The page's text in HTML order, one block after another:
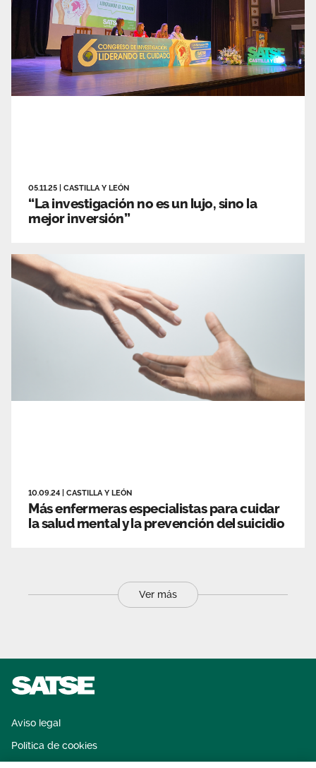
05.11.25 CASTILLA Y LEÓN
“La investigación no es un lujo, sino la
mejor inversión”
10.09.24 CASTILLA Y LEÓN
Más enfermeras especialistas para cuidar
la salud mental y la prevención del suicidio
Ver más
Aviso legal
Política de cookies